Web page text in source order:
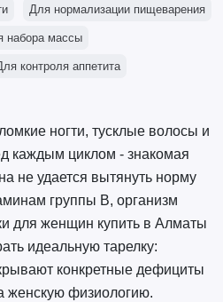
Для нормализации пищеварения
набора массы
контроля аппетита
ногти, тусклые волосы и
каждым циклом - знакомая
не удается вытянуть норму
группы B, организм
для женщин купить в Алматы
идеальную тарелку:
конкретные дефициты
женскую физиологию.